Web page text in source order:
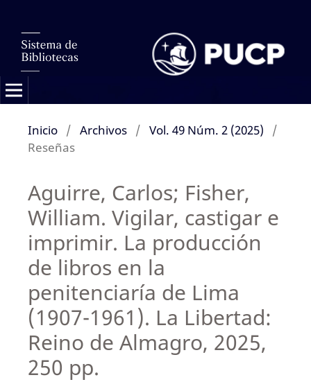
Inicio / Archivos / Vol. 49 Núm. 2 (2025)
/
Reseñas
Aguirre, Carlos; Fisher,
William. Vigilar, castigar e
imprimir. La producción
de libros en la
penitenciaría de Lima
(1907-1961). La Libertad:
Reino de Almagro, 2025,
250 pp.